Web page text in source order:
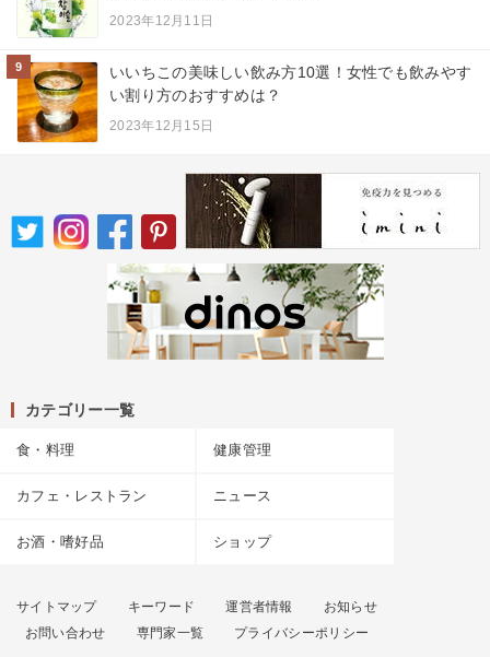
2023年12月11日
9
いいちこの美味しい飲み方10選！女性でも飲みやす
い割り方のおすすめは？
2023年12月15日
カテゴリー一覧
食・料理 健康管理
カフェ・レストラン ニュース
お酒・嗜好品 ショップ
サイトマップ キーワード 運営者情報
お知らせ
お問い合わせ
専門家一覧 プライバシーポリシー